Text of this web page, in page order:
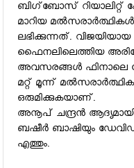
ബിഗ്‌ബോസ് റിയാലിറ്റ്
മാറിയ
ലഭിക്കുന്നത്.
ഫൈനലിലെത്തിയ
അവസരങ്ങള്‍ ഫിനാലെ
മറ്റ് മൂന്ന്
ഒരുമിക്കുകയാണ്.
അനൂപ് ചന്ദ്രന്‍ ആദ്യമായി
ബഷീര്‍ ബാഷിയും
എത്തും.